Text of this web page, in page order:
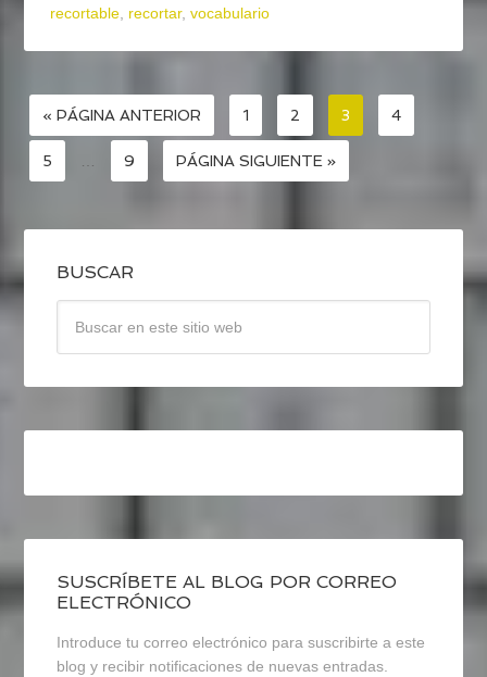
recortable, recortar,vocabulario
« PÁGINA ANTERIOR 1 2 3 4
5 … 9 PÁGINA SIGUIENTE »
BUSCAR
SUSCRÍBETE AL BLOG POR CORREO
ELECTRÓNICO
Introduce tu correo electrónico para suscribirte a este
blog y recibir notificaciones de nuevas entradas.